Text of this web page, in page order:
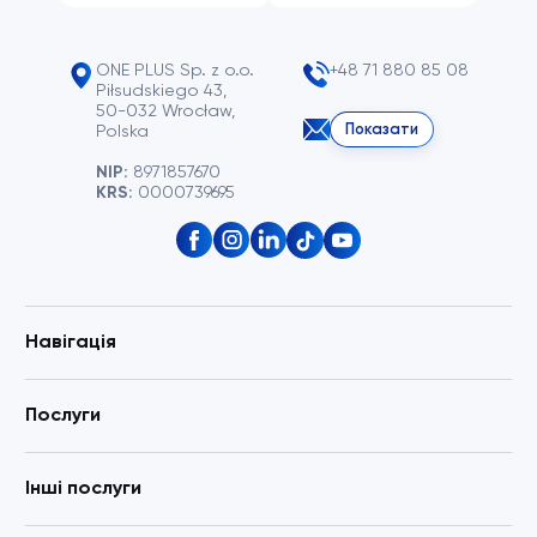
ONE PLUS Sp. z o.o.
Piłsudskiego 43,
50-032 Wrocław,
Polska
NIP: 8971857670
KRS: 0000739695
+48 71 880 85 08
Показати
Навігація
Послуги
Інші послуги